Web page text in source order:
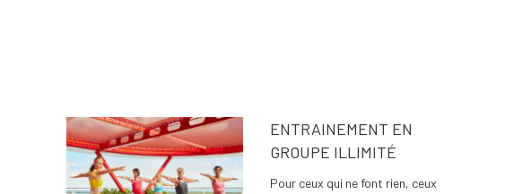
ENTRAINEMENT EN
GROUPE ILLIMITÉ
Pour ceux qui ne font rien, ceux